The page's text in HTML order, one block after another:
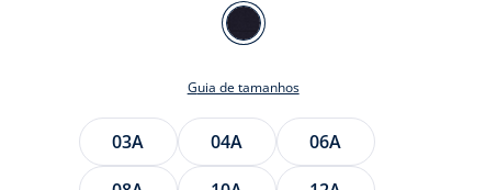
Cor
MARINHO
Guia de tamanhos
Tamanho
03A 04A
06A